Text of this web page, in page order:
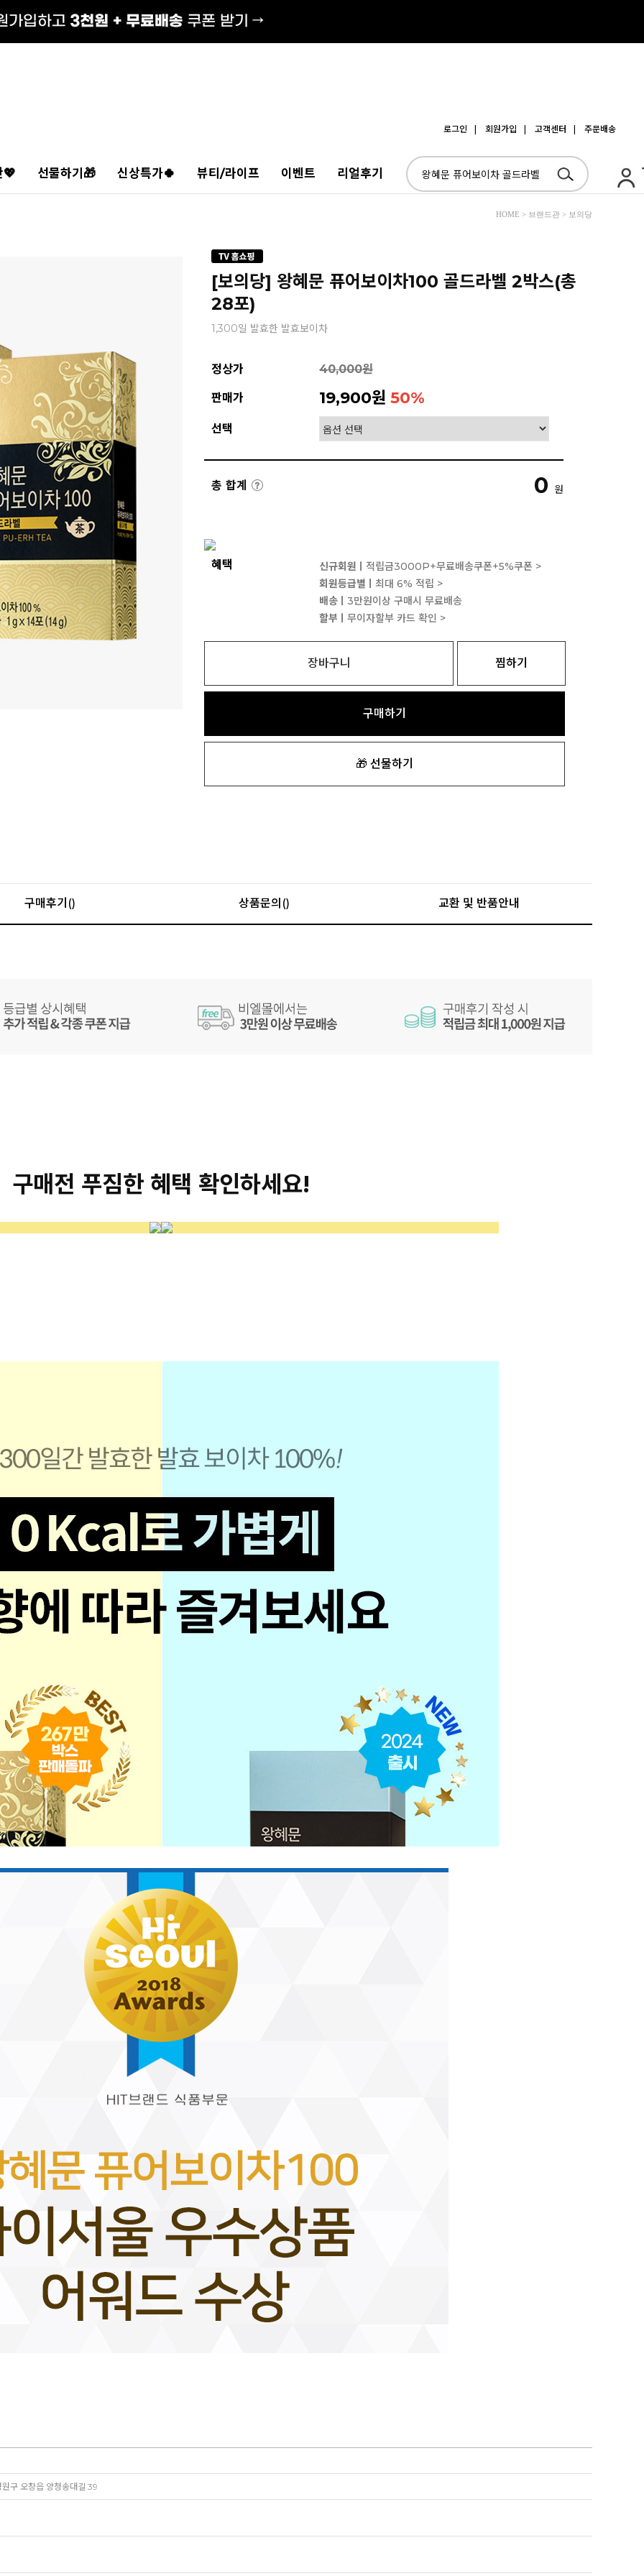
로그인 | 회원가입 | 고객센터 | 주문배송
💖 선물하기🎁 신상특가🍀 뷰티/라이프 이벤트 리얼후기
HOME > 브랜드관 > 보의당
[보의당] 왕혜문 퓨어보이차100 골드라벨 2박스(총
28포)
1,300일 발효한 발효보이차
정상가 40,000원
판매가 19,900원 50%
선택
총 합계 0 원
혜택 신규회원ㅣ 적립금3000P+무료배송쿠폰+5%쿠폰 >
회원등급별ㅣ 최대 6% 적립 >
배송ㅣ 3만원이상 구매시 무료배송
할부ㅣ 무이자할부 카드 확인 >
장바구니 찜하기
구매하기
🎁 선물하기
구매후기() 상품문의() 교환 및 반품안내
구매전 푸짐한 혜택 확인하세요!
구 오창읍 양청송대길 39